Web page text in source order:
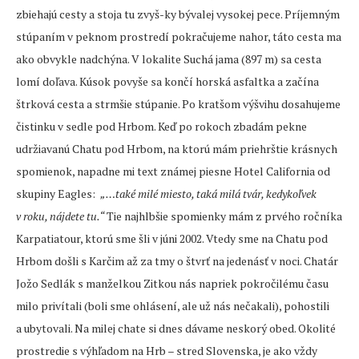
zbiehajú cesty a stoja tu zvyš-ky bývalej vysokej pece. Príjemným
stúpaním v peknom prostredí pokračujeme nahor, táto cesta ma
ako obvykle nadchýna. V lokalite Suchá jama (897 m) sa cesta
lomí doľava. Kúsok povyše sa končí horská asfaltka a začína
štrková cesta a strmšie stúpanie. Po kratšom výšvihu dosahujeme
čistinku v sedle pod Hrbom. Keď po rokoch zbadám pekne
udržiavanú Chatu pod Hrbom, na ktorú mám priehrštie krásnych
spomienok, napadne mi text známej piesne Hotel California od
skupiny Eagles: „…také milé miesto, taká milá tvár, kedykoľvek
v roku, nájdete tu.“Tie najhlbšie spomienky mám z prvého ročníka
Karpatiatour, ktorú sme šli v júni 2002. Vtedy sme na Chatu pod
Hrbom došli s Karčim až za tmy o štvrť na jedenásť v noci. Chatár
Jožo Sedlák s manželkou Zitkou nás napriek pokročilému času
milo privítali (boli sme ohlásení, ale už nás nečakali), pohostili
a ubytovali. Na milej chate si dnes dávame neskorý obed. Okolité
prostredie s výhľadom na Hrb – stred Slovenska, je ako vždy